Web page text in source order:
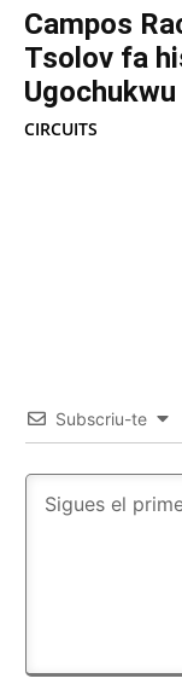
Campos
Tsolov fa
CIRCUITS
Subscriu-te